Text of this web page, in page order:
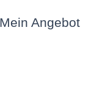
Mein Angebot